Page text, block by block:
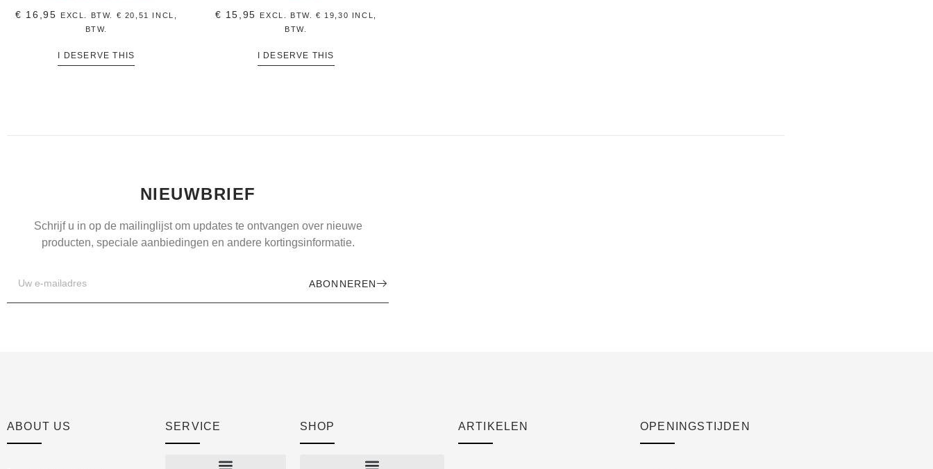
€ 16,95 EXCL. BTW. € 20,51
INCL,
BTW.
I DESERVE THIS
€ 15,95 EXCL. BTW.€ 19,30 INCL,
BTW.
I DESERVE THIS
NIEUWBRIEF
Schrijf u in op de mailinglijst om updates te ontvangen over nieuwe
producten, speciale aanbiedingen en andere kortingsinformatie.
ABONNEREN
ABOUT US SERVICE SHOP ARTIKELEN OPENINGSTIJDEN